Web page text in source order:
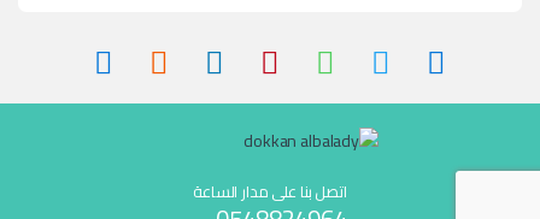
اتصل بنا على مدار الساعة